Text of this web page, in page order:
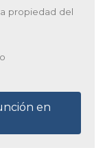
propiedad del
en